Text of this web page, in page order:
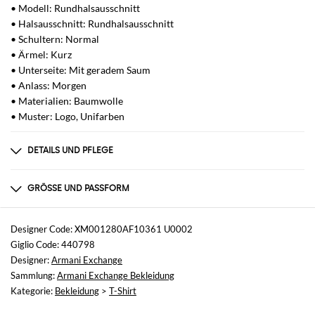
• Modell: Rundhalsausschnitt
• Halsausschnitt: Rundhalsausschnitt
• Schultern: Normal
• Ärmel: Kurz
• Unterseite: Mit geradem Saum
• Anlass: Morgen
• Materialien: Baumwolle
• Muster: Logo, Unifarben
DETAILS UND PFLEGE
100% COTTON
GRÖSSE UND PASSFORM
Größen
nicht verfügbar
Größe und Passform
Normale Passform
Designer Code: XM001280AF10361 U0002
Giglio Code: 440798
Designer:Armani Exchange
Sammlung:Armani Exchange Bekleidung
Kategorie: Bekleidung > T-Shirt